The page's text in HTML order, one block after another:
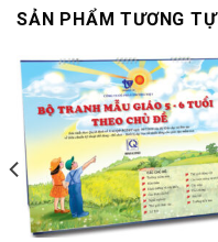
SẢN PHẨM TƯƠNG TỰ